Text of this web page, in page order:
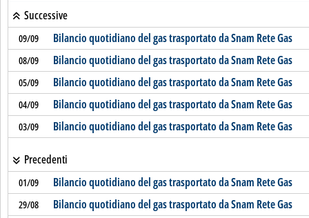
Successive
09/09 Bilancio quotidiano del gas trasportato da Snam Rete Gas
08/09 Bilancio quotidiano del gas trasportato da Snam Rete Gas
05/09 Bilancio quotidiano del gas trasportato da Snam Rete Gas
04/09 Bilancio quotidiano del gas trasportato da Snam Rete Gas
03/09 Bilancio quotidiano del gas trasportato da Snam Rete Gas
Precedenti
01/09 Bilancio quotidiano del gas trasportato da Snam Rete Gas
29/08 Bilancio quotidiano del gas trasportato da Snam Rete Gas